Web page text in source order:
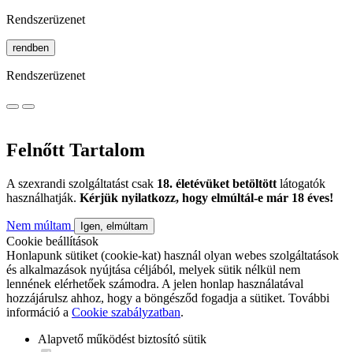
Rendszerüzenet
rendben
Rendszerüzenet
Felnőtt Tartalom
A szexrandi szolgáltatást csak 18. életévüket betöltött látogatók
használhatják. Kérjük nyilatkozz, hogy elmúltál-e már 18 éves!
Nem múltam Igen, elmúltam
Cookie beállítások
Honlapunk sütiket (cookie-kat) használ olyan webes szolgáltatások
és alkalmazások nyújtása céljából, melyek sütik nélkül nem
lennének elérhetőek számodra. A jelen honlap használatával
hozzájárulsz ahhoz, hogy a böngésződ fogadja a sütiket. További
információ a Cookie szabályzatban.
Alapvető működést biztosító sütik